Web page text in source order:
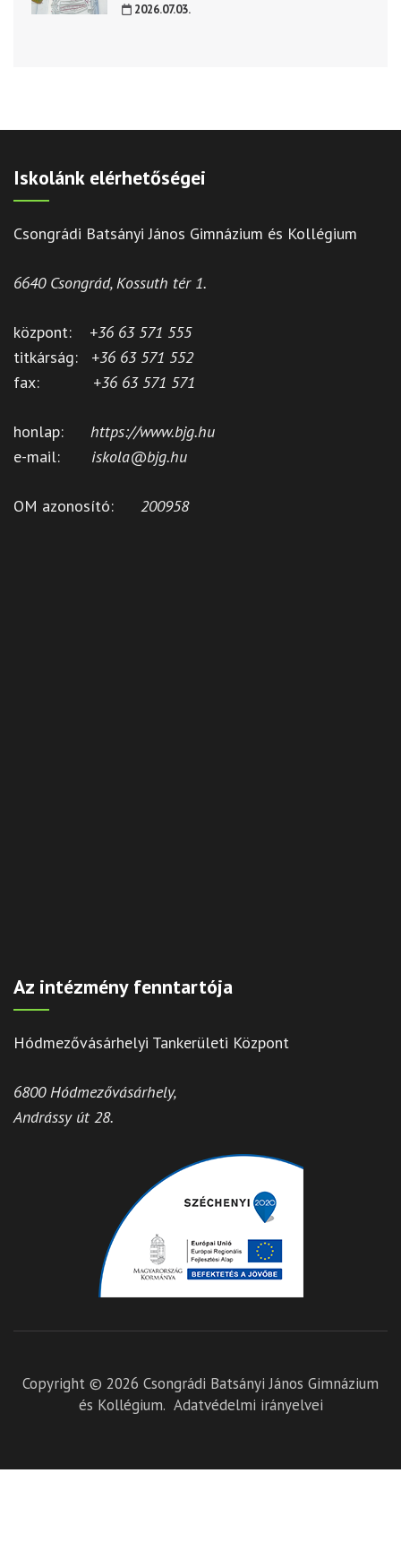
2026.07.03.
Iskolánk elérhetőségei
Csongrádi Batsányi János Gimnázium és Kollégium
6640 Csongrád, Kossuth tér 1.
központ: +36 63 571 555
titkárság: +36 63 571 552
fax: +36 63 571 571
honlap: https://www.bjg.hu
e-mail: iskola@bjg.hu
OM azonosító: 200958
Az intézmény fenntartója
Hódmezővásárhelyi Tankerületi Központ
6800 Hódmezővásárhely,
Andrássy út 28.
Copyright © 2026 Csongrádi Batsányi János Gimnázium
és Kollégium. Adatvédelmi irányelvei